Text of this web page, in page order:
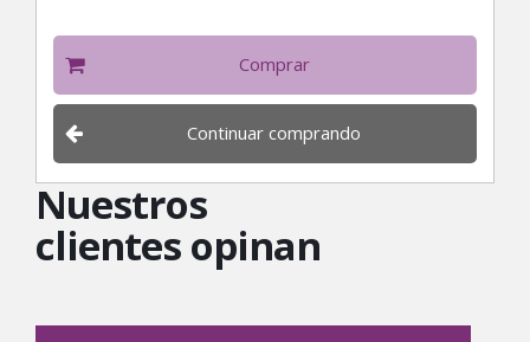
Comprar
Continuar comprando
Nuestros
clientes opinan